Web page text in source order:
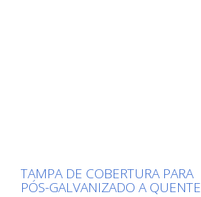
TAMPA DE COBERTURA PARA
PÓS-GALVANIZADO A QUENTE